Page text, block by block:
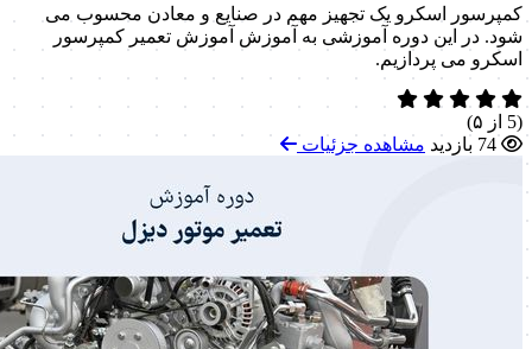
کمپرسور اسکرو یک تجهیز مهم در صنایع و معادن محسوب می
شود. در این دوره آموزشی به آموزش آموزش تعمیر کمپرسور
اسکرو می پردازیم.
(5 از ۵)
مشاهده جزئیات